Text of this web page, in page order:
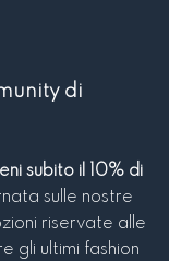
di
subito il 10% di
sulle nostre
riservate alle
gli ultimi fashion